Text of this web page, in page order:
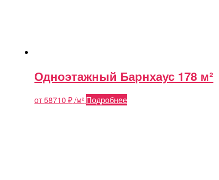
Одноэтажный Барнхаус 178 м²
от58710₽/м² Подробнее